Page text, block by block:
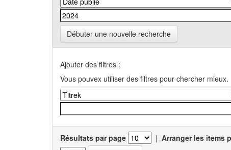
Débuter une nouvelle recherche
Ajouter des filtres :
Vous pouvex utiliser des filtres pour chercher mieux.
Résultats par page | Arranger les items